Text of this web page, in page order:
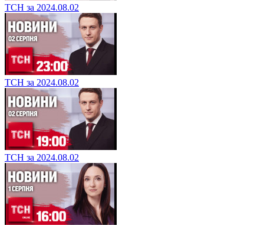
ТСН за 2024.08.02
ТСН за 2024.08.02
ТСН за 2024.08.02